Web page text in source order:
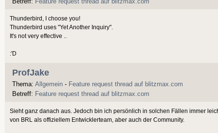
Thunderbird, I choose you!
Thunderbird uses "Yet Another Inquiry".
It's not very effective ..
:'D
ProfJake
Thema: Allgemein - Feature request thread auf blitzmax.com
Betreff: Feature request thread auf blitzmax.com
Sieht ganz danach aus. Jedoch bin ich persönlich in solchen Fällen immer
von BRL als offiziellem Entwicklerteam, aber auch der Community.